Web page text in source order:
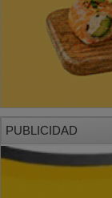
PUBLICIDAD